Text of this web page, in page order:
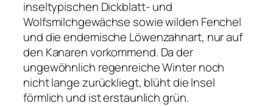
inseltypischen Dickblatt- und
Wolfsmilchgewächse sowie wilden Fenchel
und die endemische Löwenzahnart, nur auf
den Kanaren vorkommend. Da der
ungewöhnlich regenreiche Winter noch
nicht lange zurückliegt, blüht die Insel
förmlich und ist erstaunlich grün.